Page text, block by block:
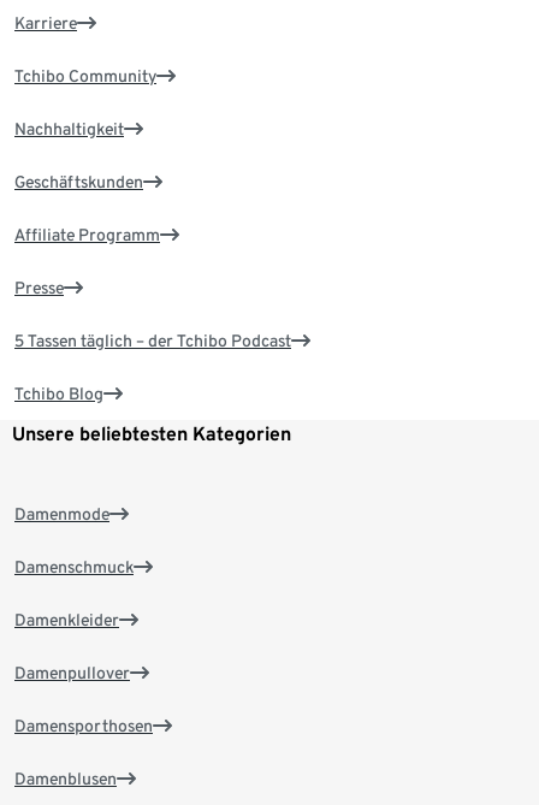
Karriere
Tchibo Community
Nachhaltigkeit
Geschäftskunden
Affiliate Programm
Presse
5 Tassen täglich – der Tchibo Podcast
Tchibo Blog
Unsere beliebtesten Kategorien
Damenmode
Damenschmuck
Damenkleider
Damenpullover
Damensporthosen
Damenblusen